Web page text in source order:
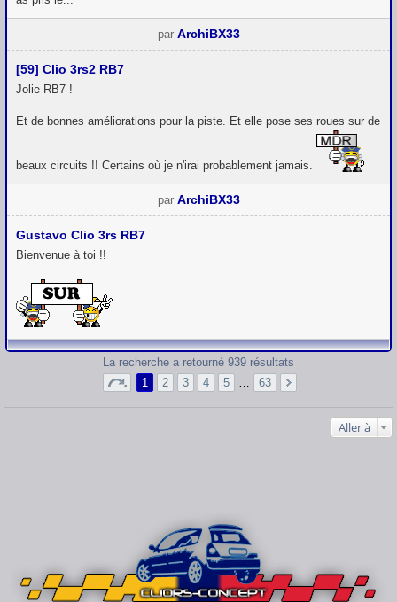
par ArchiBX33
[59] Clio 3rs2 RB7
Jolie RB7 !
Et de bonnes améliorations pour la piste. Et elle pose ses roues sur de
beaux circuits !! Certains où je n'irai probablement jamais.
par ArchiBX33
Gustavo Clio 3rs RB7
Bienvenue à toi !!
La recherche a retourné 939 résultats
1
2 3 4 5 … 63
Aller à